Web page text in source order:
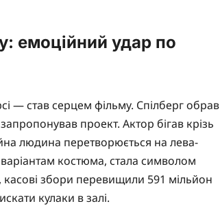
емоційний удар по
— став серцем фільму. Спілберг обрав
проект. Актор бігав крізь
людина перетворюється на лева-
костюма, стала символом
касові збори перевищили 591 мільйон
кулаки в залі.